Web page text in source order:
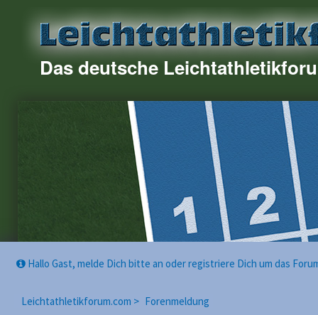
Das deutsche
Hallo Gast, melde Dich bitte an oder registriere Dich um das
Leichtathletikforum.com > Forenmeldung